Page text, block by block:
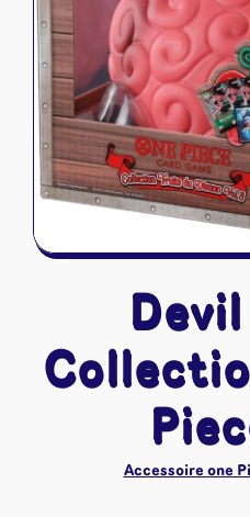
Naruto
Tapis
Accessoire one